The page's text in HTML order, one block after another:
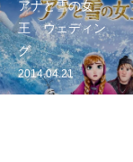
アナと雪の女
王 ウェディン
グ
2014.04.21